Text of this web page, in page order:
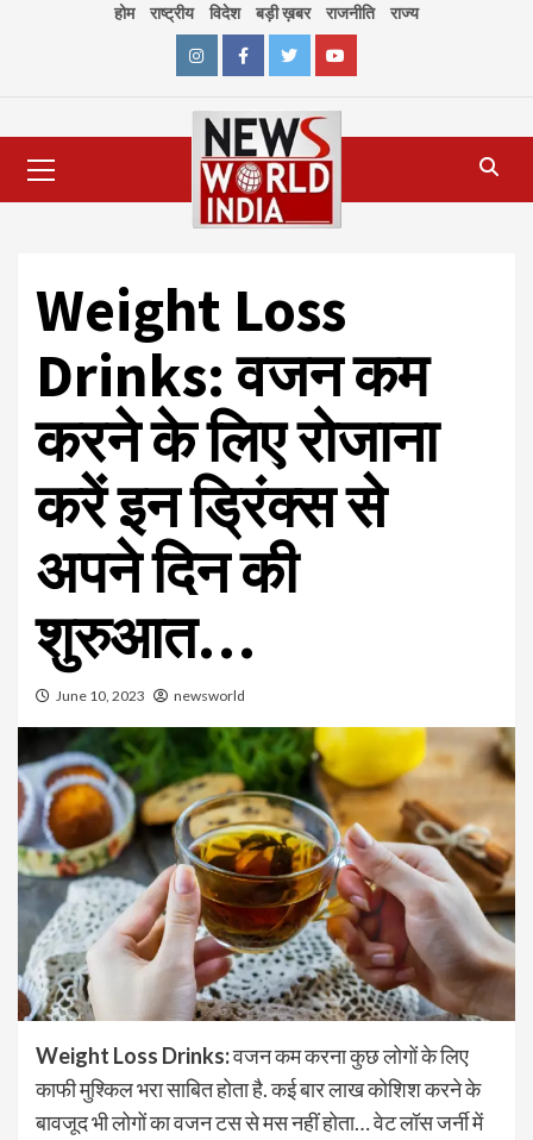
होम राष्ट्रीय विदेश बड़ी ख़बर राजनीति राज्य
InstagramFacebookTwitterYoutube
Menu
Weight Loss
Drinks: वजन कम
करने के लिए रोजाना
करें इन ड्रिंक्स से
अपने दिन की
शुरुआत…
June 10, 2023 newsworld
Weight Loss Drinks:वजन कम करना कुछ लोगों के लिए
काफी मुश्किल भरा साबित होता है. कई बार लाख कोशिश करने के
बावजूद भी लोगों का वजन टस से मस नहीं होता… वेट लॉस जर्नी में